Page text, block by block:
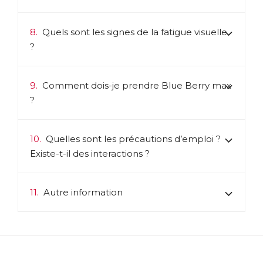
8. Quels sont les signes de la fatigue visuelle
?
9. Comment dois-je prendre Blue Berry max
?
10. Quelles sont les précautions d’emploi ?
Existe-t-il des interactions ?
11. Autre information